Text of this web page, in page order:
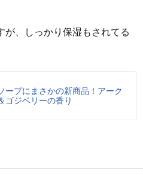
、しっかり保湿もされてる
ープにまさかの新商品！アーク
ゴジベリーの香り